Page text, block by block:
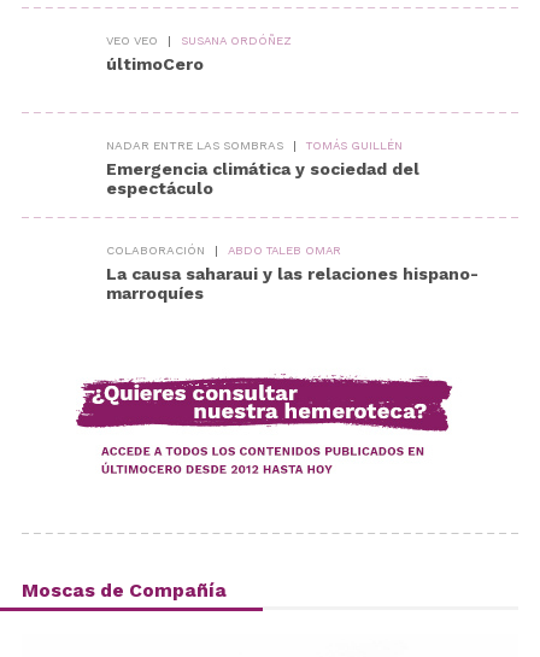
VEO VEO | SUSANA ORDÓÑEZ
últimoCero
NADAR ENTRE LAS SOMBRAS | TOMÁS GUILLÉN
Emergencia climática y sociedad del
espectáculo
COLABORACIÓN | ABDO TALEB OMAR
La causa saharaui y las relaciones hispano-
marroquíes
Moscas de Compañía